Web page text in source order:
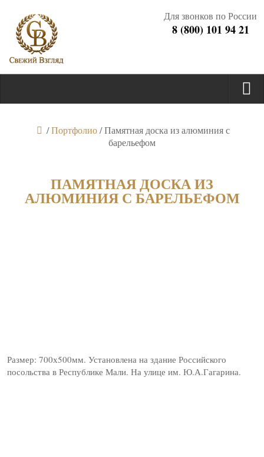
Для звонков по России
8 (800) 101 94 21
/Портфолио /Памятная доска из алюминия с
барельефом
ПАМЯТНАЯ ДОСКА ИЗ
АЛЮМИНИЯ С БАРЕЛЬЕФОМ
Размер: 700х500мм. Установлена на здание Российского
посольства в Республике Мали. На улице им. Ю.А.Гагарина.